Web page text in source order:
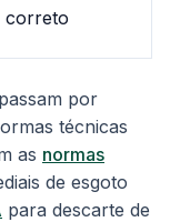
correto
por
técnicas
as normas
de esgoto
para descarte de